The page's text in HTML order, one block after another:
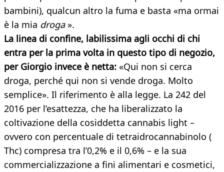
bambini), qualcun altro la fuma e basta «ma ormai
è la mia droga».
La linea di confine, labilissima agli occhi di chi
entra per la prima volta in questo tipo di negozio,
per Giorgio invece è netta: «Qui non si cerca
droga, perché qui non si vende droga. Molto
semplice». Il riferimento è alla legge. La 242 del
2016 per l’esattezza, che ha liberalizzato la
coltivazione della cosiddetta cannabis light –
ovvero con percentuale di tetraidrocannabinolo (
Thc) compresa tra l’0,2% e il 0,6% – e la sua
commercializzazione a fini alimentari e cosmetici,